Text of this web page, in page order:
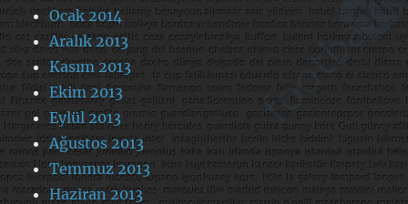
Ocak 2014
Aralık 2013
Kasım 2013
Ekim 2013
Eylül 2013
Ağustos 2013
Temmuz 2013
Haziran 2013